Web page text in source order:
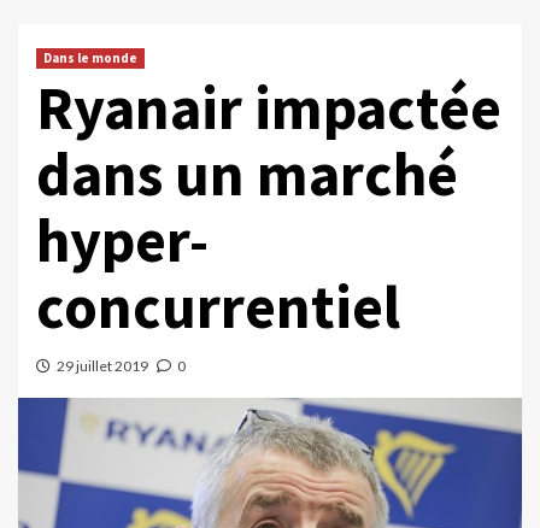
Dans le monde
Ryanair impactée
dans un marché
hyper-
concurrentiel
29 juillet 2019 0